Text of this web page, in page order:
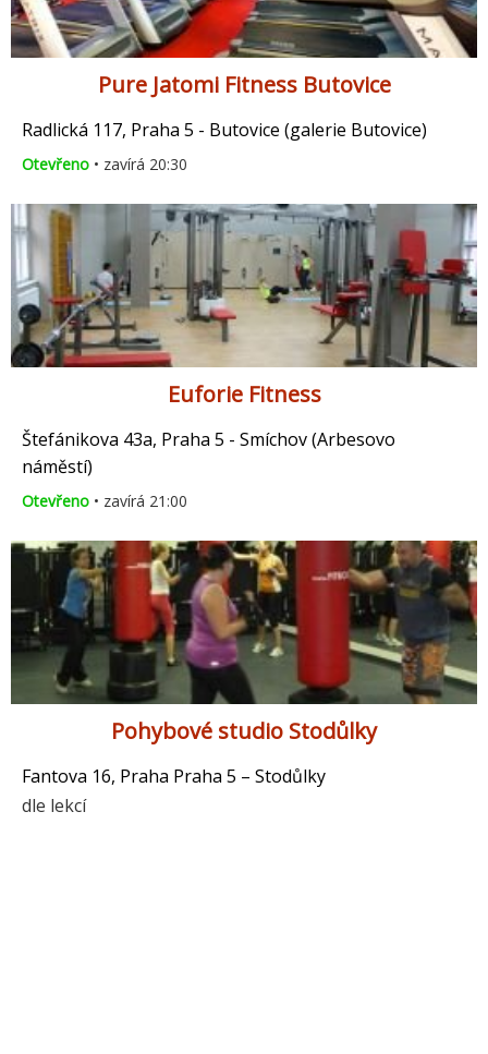
Pure Jatomi Fitness Butovice
Radlická 117, Praha 5 - Butovice (galerie Butovice)
Otevřeno • zavírá 20:30
Euforie Fitness
Štefánikova 43a, Praha 5 - Smíchov (Arbesovo
náměstí)
Otevřeno • zavírá 21:00
Pohybové studio Stodůlky
Fantova 16, Praha Praha 5 – Stodůlky
dle lekcí